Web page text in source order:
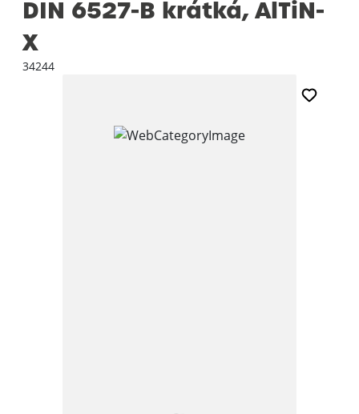
DIN 6527-B krátká, AlTiN-
X
34244